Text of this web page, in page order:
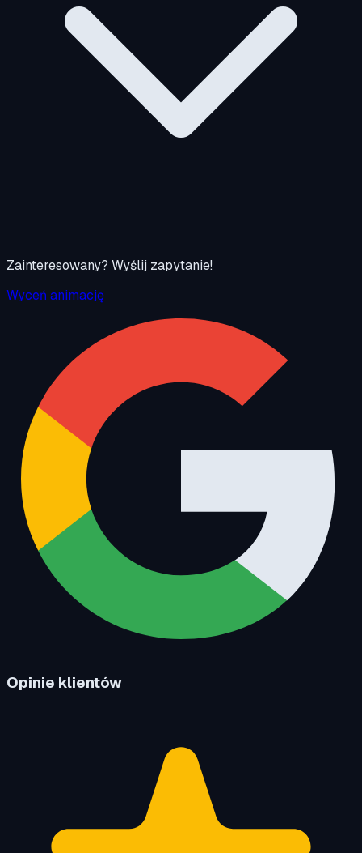
Zainteresowany? Wyślij zapytanie!
Wyceń animację
Opinie klientów